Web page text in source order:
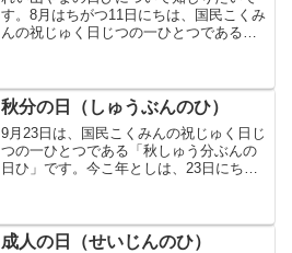
す。8月はちがつ11日にちは、国民こくみ
んの祝じゅく日じつの一ひとつである
つによりますと、「山やまの日」は次つ
ぎのように説明せつめい...
秋分の日（しゅうぶんのひ）
9月23日は、国民こくみんの祝じゅく日じ
つの一ひとつである「秋しゅう分ぶんの
日ひ」です。今こ年としは、23日にちで
がほぼ等ひとしくな...
成人の日（せいじんのひ）